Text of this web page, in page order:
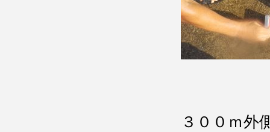
３００ｍ